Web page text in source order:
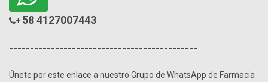
+ 58 4127007443
---------------------------------------------
Únete por este enlace a nuestro Grupo de WhatsApp de Farmacia